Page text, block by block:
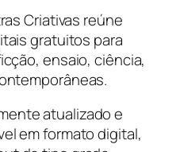
Criativas reúne
gratuitos para
ensaio, ciência,
atualizado e
em formato digital,